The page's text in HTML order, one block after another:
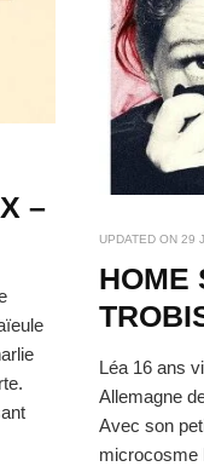
–
UPDATED ON29
HOME
Léa 16 ans
Allemagne
Avec son
microcosme